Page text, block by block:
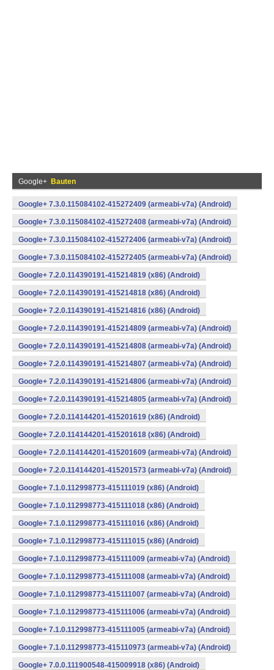
Google+ Bauten
Google+ 7.3.0.115084102-415272409 (armeabi-v7a) (Android)
Google+ 7.3.0.115084102-415272408 (armeabi-v7a) (Android)
Google+ 7.3.0.115084102-415272406 (armeabi-v7a) (Android)
Google+ 7.3.0.115084102-415272405 (armeabi-v7a) (Android)
Google+ 7.2.0.114390191-415214819 (x86) (Android)
Google+ 7.2.0.114390191-415214818 (x86) (Android)
Google+ 7.2.0.114390191-415214816 (x86) (Android)
Google+ 7.2.0.114390191-415214809 (armeabi-v7a) (Android)
Google+ 7.2.0.114390191-415214808 (armeabi-v7a) (Android)
Google+ 7.2.0.114390191-415214807 (armeabi-v7a) (Android)
Google+ 7.2.0.114390191-415214806 (armeabi-v7a) (Android)
Google+ 7.2.0.114390191-415214805 (armeabi-v7a) (Android)
Google+ 7.2.0.114144201-415201619 (x86) (Android)
Google+ 7.2.0.114144201-415201618 (x86) (Android)
Google+ 7.2.0.114144201-415201609 (armeabi-v7a) (Android)
Google+ 7.2.0.114144201-415201573 (armeabi-v7a) (Android)
Google+ 7.1.0.112998773-415111019 (x86) (Android)
Google+ 7.1.0.112998773-415111018 (x86) (Android)
Google+ 7.1.0.112998773-415111016 (x86) (Android)
Google+ 7.1.0.112998773-415111015 (x86) (Android)
Google+ 7.1.0.112998773-415111009 (armeabi-v7a) (Android)
Google+ 7.1.0.112998773-415111008 (armeabi-v7a) (Android)
Google+ 7.1.0.112998773-415111007 (armeabi-v7a) (Android)
Google+ 7.1.0.112998773-415111006 (armeabi-v7a) (Android)
Google+ 7.1.0.112998773-415111005 (armeabi-v7a) (Android)
Google+ 7.1.0.112998773-415110973 (armeabi-v7a) (Android)
Google+ 7.0.0.111900548-415009918 (x86) (Android)